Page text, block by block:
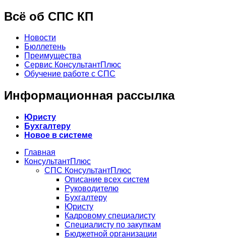
Всё об СПС КП
Новости
Бюллетень
Преимущества
Сервис КонсультантПлюс
Обучение работе с СПС
Информационная рассылка
Юристу
Бухгалтеру
Новое в системе
Главная
КонсультантПлюс
СПС КонсультантПлюс
Описание всех систем
Руководителю
Бухгалтеру
Юристу
Кадровому специалисту
Специалисту по закупкам
Бюджетной организации